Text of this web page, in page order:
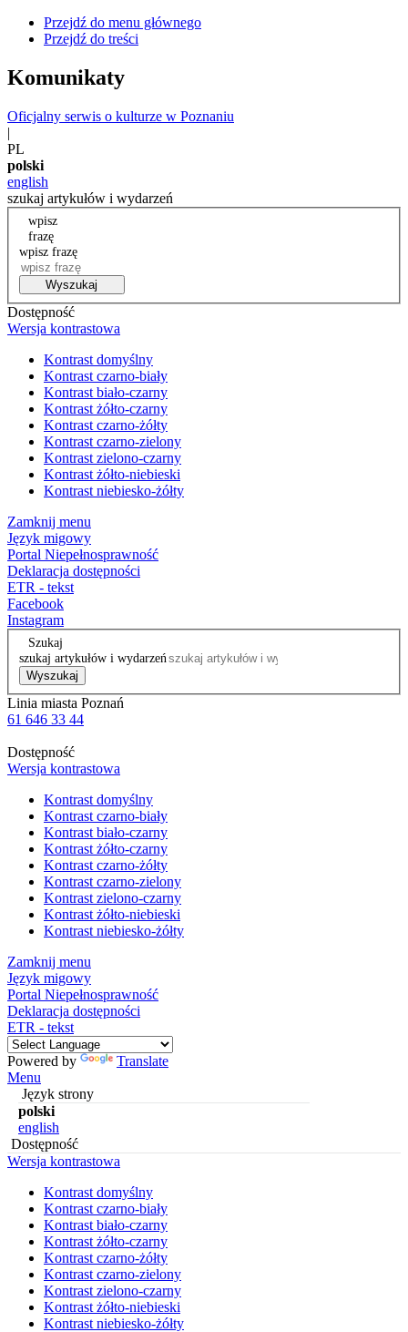
Przejdź do menu głównego
Przejdź do treści
Komunikaty
Oficjalny serwis o kulturze w Poznaniu
|
PL
polski
english
szukaj artykułów i wydarzeń
wpisz
frazę
wpisz frazę
Wyszukaj
Dostępność
Wersja kontrastowa
Kontrast domyślny
Kontrast czarno-biały
Kontrast biało-czarny
Kontrast żółto-czarny
Kontrast czarno-żółty
Kontrast czarno-zielony
Kontrast zielono-czarny
Kontrast żółto-niebieski
Kontrast niebiesko-żółty
Zamknij menu
Język migowy
Portal Niepełnosprawność
Deklaracja dostępności
ETR - tekst
Facebook
Instagram
Szukaj
szukaj artykułów i wydarzeń
Wyszukaj
Linia miasta Poznań
61 646 33 44
Dostępność
Wersja kontrastowa
Kontrast domyślny
Kontrast czarno-biały
Kontrast biało-czarny
Kontrast żółto-czarny
Kontrast czarno-żółty
Kontrast czarno-zielony
Kontrast zielono-czarny
Kontrast żółto-niebieski
Kontrast niebiesko-żółty
Zamknij menu
Język migowy
Portal Niepełnosprawność
Deklaracja dostępności
ETR - tekst
Powered by
Translate
Menu
Język strony
polski
english
Dostępność
Wersja kontrastowa
Kontrast domyślny
Kontrast czarno-biały
Kontrast biało-czarny
Kontrast żółto-czarny
Kontrast czarno-żółty
Kontrast czarno-zielony
Kontrast zielono-czarny
Kontrast żółto-niebieski
Kontrast niebiesko-żółty